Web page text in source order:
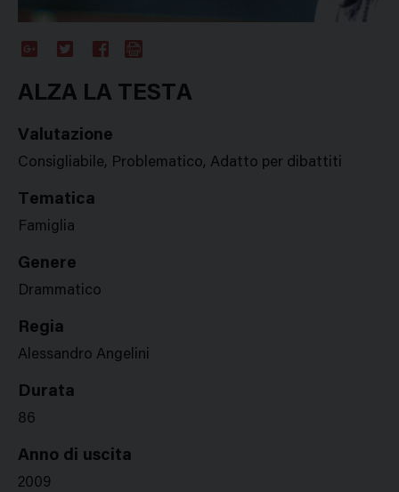
Plus
ALZA LA TESTA
Valutazione
Consigliabile, Problematico, Adatto per dibattiti
Tematica
Famiglia
Genere
Drammatico
Regia
Alessandro Angelini
Durata
86
Anno di uscita
2009